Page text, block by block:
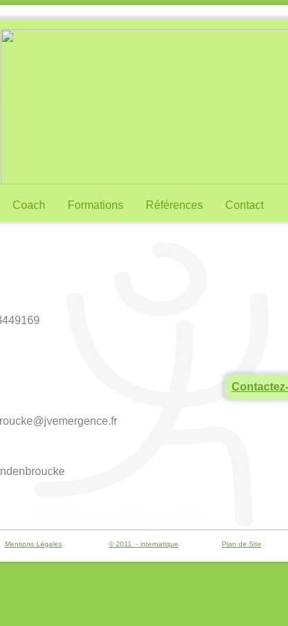
Coach Formations Références Contact
Mentions Légales © 2011 - internatique Plan de Site